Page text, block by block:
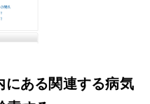
ある関連する病気